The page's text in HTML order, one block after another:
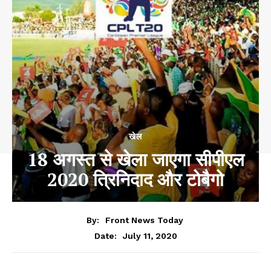
खेल
18 अगस्त से खेला जाएगा सीपीएल
2020 त्रिनिदाद और टोबैगो
By:
Front News Today
Date:
July 11, 2020